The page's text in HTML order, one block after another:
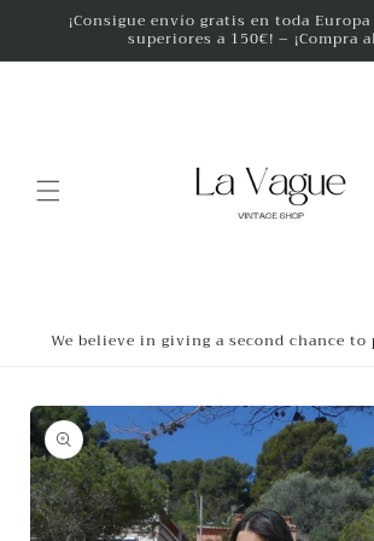
directamente
¡Consigue envío gratis en toda
superiores a 150€! – ¡Compra
We believe in giving a second chance
directamente
a la
información
del producto